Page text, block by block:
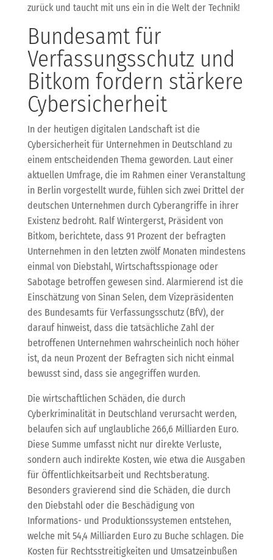
zurück und taucht mit uns ein in die Welt der Technik!
Bundesamt für
Verfassungsschutz und
Bitkom fordern stärkere
Cybersicherheit
In der heutigen digitalen Landschaft ist die
Cybersicherheit für Unternehmen in Deutschland zu
einem entscheidenden Thema geworden. Laut einer
aktuellen Umfrage, die im Rahmen einer Veranstaltung
in Berlin vorgestellt wurde, fühlen sich zwei Drittel der
deutschen Unternehmen durch Cyberangriffe in ihrer
Existenz bedroht. Ralf Wintergerst, Präsident von
Bitkom, berichtete, dass 91 Prozent der befragten
Unternehmen in den letzten zwölf Monaten mindestens
einmal von Diebstahl, Wirtschaftsspionage oder
Sabotage betroffen gewesen sind. Alarmierend ist die
Einschätzung von Sinan Selen, dem Vizepräsidenten
des Bundesamts für Verfassungsschutz (BfV), der
darauf hinweist, dass die tatsächliche Zahl der
betroffenen Unternehmen wahrscheinlich noch höher
ist, da neun Prozent der Befragten sich nicht einmal
bewusst sind, dass sie angegriffen wurden.
Die wirtschaftlichen Schäden, die durch
Cyberkriminalität in Deutschland verursacht werden,
belaufen sich auf unglaubliche 266,6 Milliarden Euro.
Diese Summe umfasst nicht nur direkte Verluste,
sondern auch indirekte Kosten, wie etwa die Ausgaben
für Öffentlichkeitsarbeit und Rechtsberatung.
Besonders gravierend sind die Schäden, die durch
den Diebstahl oder die Beschädigung von
Informations- und Produktionssystemen entstehen,
welche mit 54,4 Milliarden Euro zu Buche schlagen. Die
Kosten für Rechtsstreitigkeiten und Umsatzeinbußen